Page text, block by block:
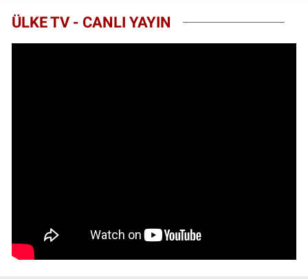
ÜLKE TV - CANLI YAYIN